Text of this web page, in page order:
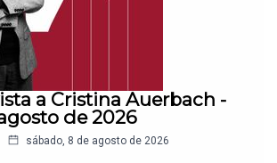
a Cristina Auerbach -
de 2026
sábado, 8 de agosto de 2026